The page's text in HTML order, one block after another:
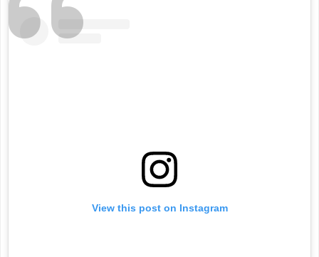
View this post on Instagram